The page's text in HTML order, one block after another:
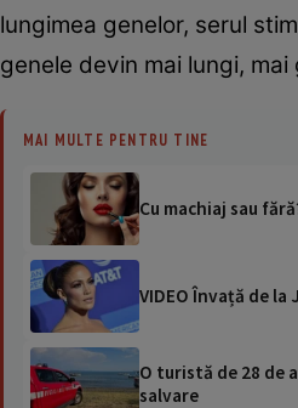
lungimea genelor, serul
genele devin mai lungi,
MAI MULTE PENTRU TINE
Cu machiaj sau
VIDEO Învață de
O turistă de 28 de
salvare